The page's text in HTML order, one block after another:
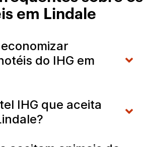
em Lindale
do IHG em
IHG que aceita